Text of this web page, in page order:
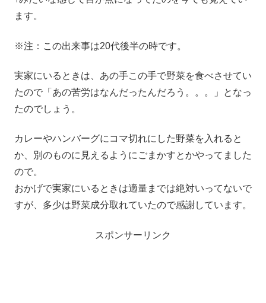
ます。
※注：この出来事は20代後半の時です。
実家にいるときは、あの手この手で野菜を食べさせてい
たので「あの苦労はなんだったんだろう。。。」となっ
たのでしょう。
カレーやハンバーグにコマ切れにした野菜を入れると
か、別のものに見えるようにごまかすとかやってました
ので。
おかげで実家にいるときは適量までは絶対いってないで
すが、多少は野菜成分取れていたので感謝しています。
スポンサーリンク